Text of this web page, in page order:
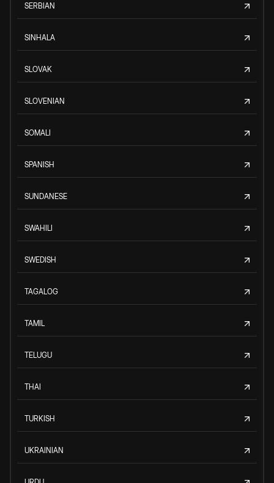
SERBIAN
SINHALA
SLOVAK
SLOVENIAN
SOMALI
SPANISH
SUNDANESE
SWAHILI
SWEDISH
TAGALOG
TAMIL
TELUGU
THAI
TURKISH
UKRAINIAN